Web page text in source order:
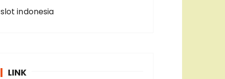
slot indonesia
LINK